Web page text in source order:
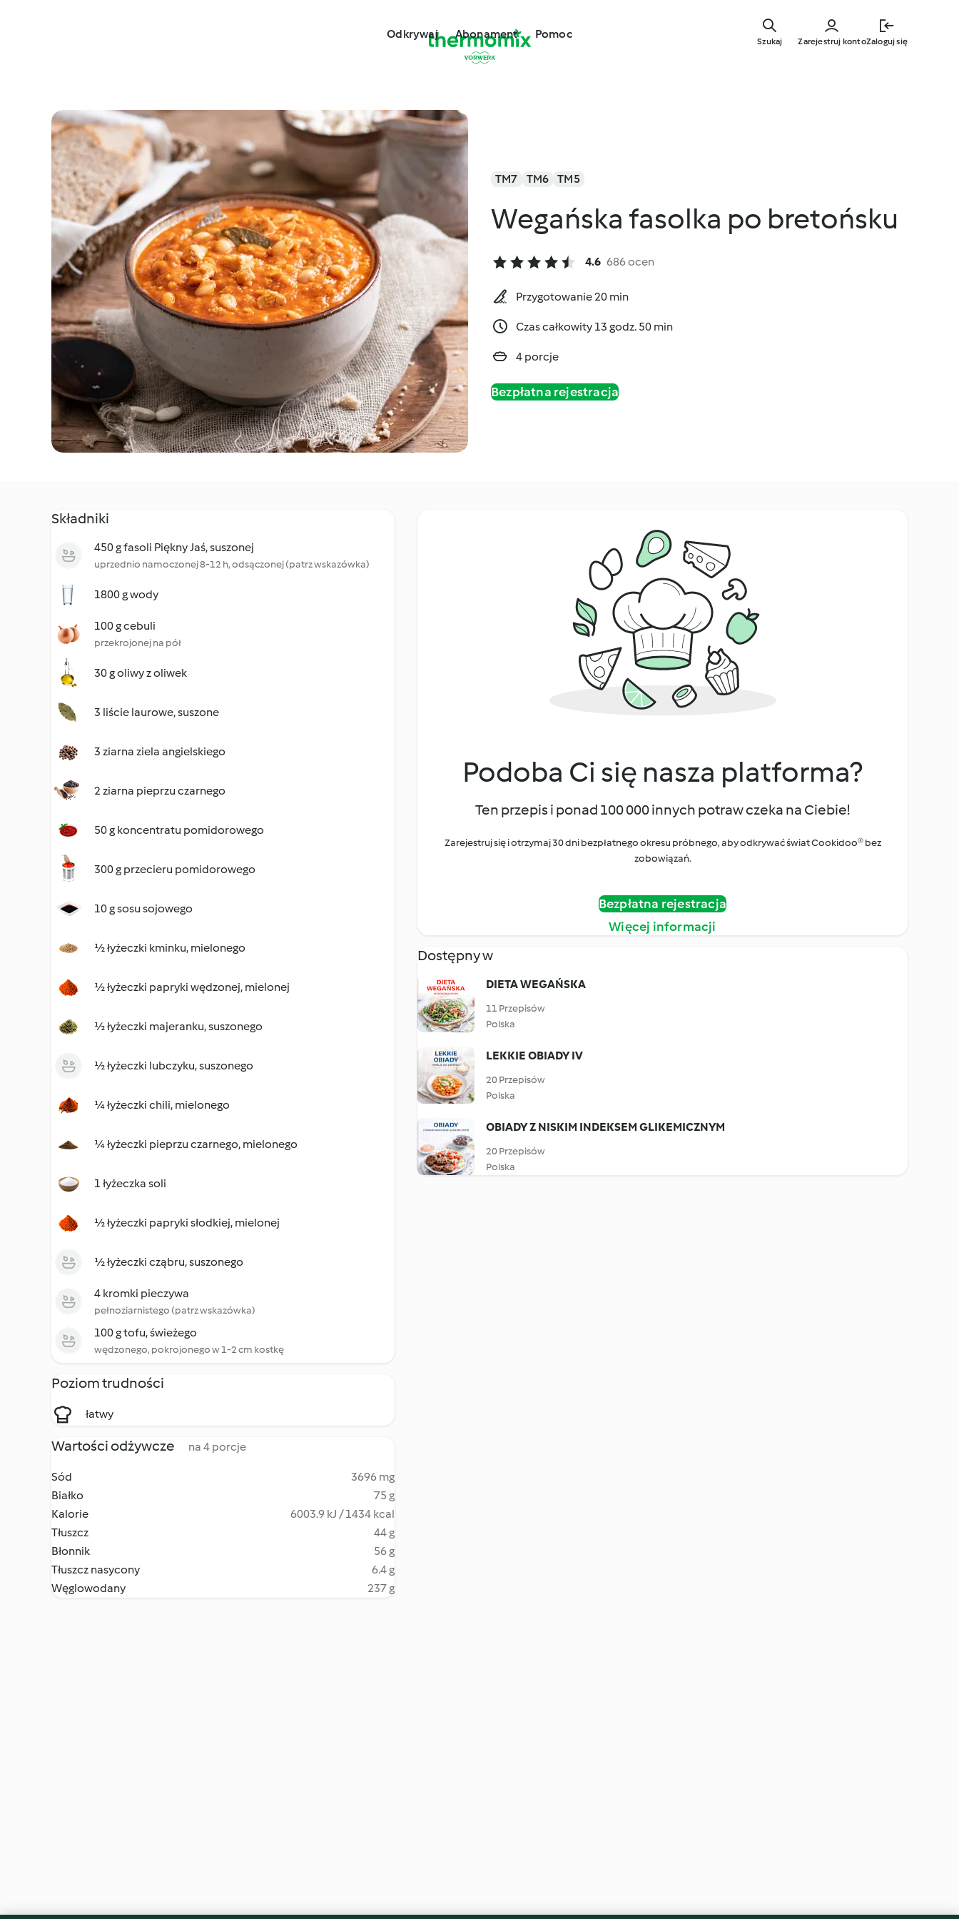
głównej
Odkrywaj Abonament Pomoc
Zarejestruj kontoZaloguj się
Szukaj
TM7 TM6 TM5
Wegańska fasolka po bretońsku
4.6 686 ocen
Przygotowanie 20 min
Czas całkowity 13 godz. 50 min
4 porcje
Bezpłatna rejestracja
Składniki
450 g fasoli Piękny Jaś, suszonej
uprzednio namoczonej 8-12 h, odsączonej (patrz wskazówka)
1800 g wody
100 g cebuli
przekrojonej na pół
30 g oliwy z oliwek
3 liście laurowe, suszone
3 ziarna ziela angielskiego
2 ziarna pieprzu czarnego
50 g koncentratu pomidorowego
300 g przecieru pomidorowego
10 g sosu sojowego
½ łyżeczki kminku, mielonego
½ łyżeczki papryki wędzonej, mielonej
½ łyżeczki majeranku, suszonego
½ łyżeczki lubczyku, suszonego
¼ łyżeczki chili, mielonego
¼ łyżeczki pieprzu czarnego, mielonego
1 łyżeczka soli
½ łyżeczki papryki słodkiej, mielonej
½ łyżeczki cząbru, suszonego
4 kromki pieczywa
pełnoziarnistego (patrz wskazówka)
100 g tofu, świeżego
wędzonego, pokrojonego w 1-2 cm kostkę
Poziom trudności
łatwy
Wartości odżywcze na 4 porcje
Sód
3696 mg
Białko
75 g
Kalorie
6003.9 kJ / 1434 kcal
Tłuszcz
44 g
Błonnik
56 g
Tłuszcz nasycony
6.4 g
Węglowodany
237 g
Podoba Ci się nasza platforma?
Ten przepis i ponad 100 000 innych potraw czeka na Ciebie!
Zarejestruj się i otrzymaj 30 dni bezpłatnego okresu próbnego, aby odkrywać świat Cookidoo® bez
zobowiązań.
Bezpłatna rejestracja
Więcej informacji
Dostępny w
DIETA WEGAŃSKA
11 Przepisów
Polska
LEKKIE OBIADY IV
20 Przepisów
Polska
OBIADY Z NISKIM INDEKSEM GLIKEMICZNYM
20 Przepisów
Polska